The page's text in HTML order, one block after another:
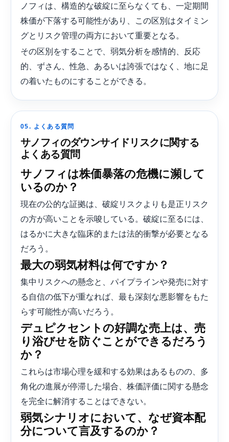
ノフィは、構造的な破綻に至らなくても、一定期間
株価が下落する可能性があり、この区別はタイミン
グとリスク管理の両方において重要となる。
その区別をすることで、弱気分析を感情的、反応
的、ずさん、性急、あるいは誇張ではなく、地に足
の着いたものにすることができる。
05. よくある質問
サノフィのダウンサイドリスクに関する
よくある質問
サノフィは株価暴落の危機に瀕して
いるのか？
現在の公的な証拠は、破綻リスクよりも是正リスク
の方が高いことを示唆している。破綻に至るには、
はるかに大きな臨床的または法的衝撃が必要となる
だろう。
最大の弱気材料は何ですか？
集中リスクへの懸念と、パイプラインや発売に対す
る自信の低下が重なれば、最も深刻な悪影響をもた
らす可能性が高いだろう。
デュピクセントの好調な売上は、売
り浴びせを防ぐことができるだろう
か？
これらは市場心理を緩和する効果はあるものの、多
角化の進展が停滞した場合、株価評価に関する懸念
を完全に解消することはできない。
弱気シナリオにおいて、なぜ資本配
分について言及するのか？